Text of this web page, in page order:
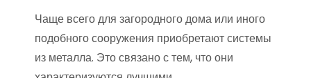
Чаще всего для загородного дома или иного
подобного сооружения приобретают системы
из металла. Это связано с тем, что они